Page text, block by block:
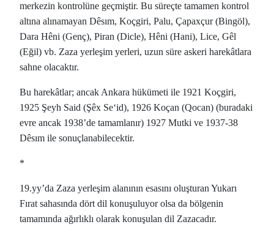
merkezin kontrolüne geçmiştir. Bu süreçte tamamen kontrol
altına alınamayan Dêsım, Koçgiri, Palu, Çapaxçur (Bingöl),
Dara Hêni (Genç), Piran (Dicle), Hêni (Hani), Lice, Gêl
(Eğil) vb. Zaza yerleşim yerleri, uzun süre askeri harekâtlara
sahne olacaktır.
Bu harekâtlar; ancak Ankara hükümeti ile 1921 Koçgiri,
1925 Şeyh Said (Şêx Se‘id), 1926 Koçan (Qocan) (buradaki
evre ancak 1938’de tamamlanır) 1927 Mutki ve 1937-38
Dêsım ile sonuçlanabilecektir.
*
19.yy’da Zaza yerleşim alanının esasını oluşturan Yukarı
Fırat sahasında dört dil konuşuluyor olsa da bölgenin
tamamında ağırlıklı olarak konuşulan dil Zazacadır.